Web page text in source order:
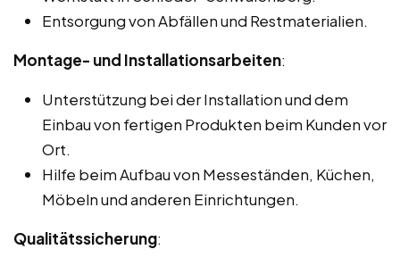
Entsorgung von Abfällen und Restmaterialien.
Montage- und Installationsarbeiten:
Unterstützung bei der Installation und dem
Einbau von fertigen Produkten beim Kunden vor
Ort.
Hilfe beim Aufbau von Messeständen, Küchen,
Möbeln und anderen Einrichtungen.
Qualitätssicherung: